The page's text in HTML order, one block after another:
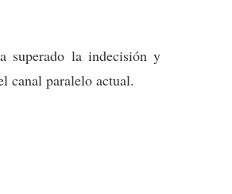
superado la indecisión y
canal paralelo actual.